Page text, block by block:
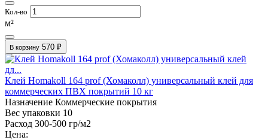
Кол-во
м²
В корзину 570 ₽
Клей Homakoll 164 prof (Хомаколл) универсальный клей для
коммерческих ПВХ покрытий 10 кг
Назначение Коммерческие покрытия
Вес упаковки 10
Расход 300-500 гр/м2
Цена: